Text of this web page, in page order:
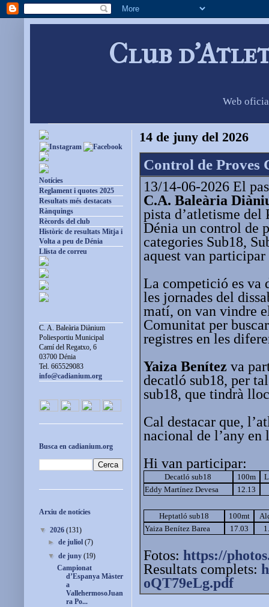
Club
Web
14 de juny del 2026
Control de Proves
13/14-06-2026 El
C.A. Baleària
pista d’atletisme
Dénia un control de
categories Sub18,
aquest van
La competició es va
les jornades del
matí, on van vindre
Comunitat per
registres en les
Yaiza Benítez va
decatló sub18, per
sub18, que tindrà
Cal destacar que,
nacional de l’any en
Hi van participar:
Decatló sub18 100m
Eddy Martínez Devesa
12.13
Heptatló sub18 100mt
Yaiza Benítez Barea
17.03
Fotos: https://
Resultats complets:
oQT79eLg.pdf
Notícies
Reglament i quotes 2025
Resultats més destacats
Rànquings
Rècords del club
Històric de resultats Mitja i
Volta a peu de Dénia
Llista de correu
C. A. Baleària Diànium
Poliesportiu Municipal
Camí del Regatxo, 6
03700 Dénia
Tel. 665529083
info@cadianium.org
Busca en cadianium.org
Arxiu de notícies
▼ 2026 (131)
►de juliol(7)
▼de juny(19)
Campionat
d’Espanya Màster
a
VallehermosoJuan
ra Po...